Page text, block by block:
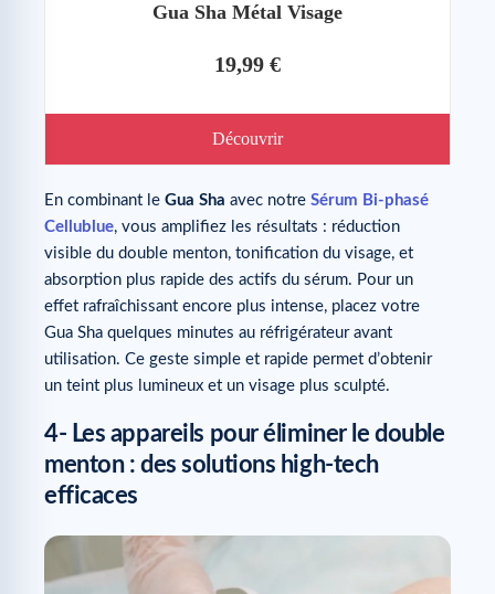
Gua Sha Métal Visage
19,99 €
Découvrir
En combinant le Gua Sha avec notre Sérum Bi-phasé
Cellublue, vous amplifiez les résultats : réduction
visible du double menton, tonification du visage, et
absorption plus rapide des actifs du sérum. Pour un
effet rafraîchissant encore plus intense, placez votre
Gua Sha quelques minutes au réfrigérateur avant
utilisation. Ce geste simple et rapide permet d’obtenir
un teint plus lumineux et un visage plus sculpté.
4- Les appareils pour éliminer le double
menton : des solutions high-tech
efficaces